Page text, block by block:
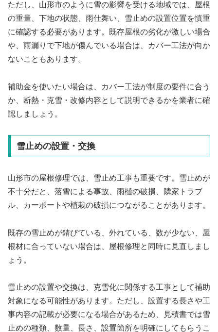
ただし、山形市のように雪の影響を受ける地域では、屋根
の重量、下地の状態、雨仕舞い、雪止めの設置位置を慎重
に確認する必要があります。既存屋根の劣化が激しい場合
や、雨漏りで下地が傷んでいる場合は、カバー工法が向か
ないこともあります。
補助金を使いたい場合は、カバー工法が制度の要件に合う
か、断熱・克雪・改修内容として説明できるかを業者に確
認しましょう。
雪止めの設置・交換
山形市の屋根修理では、雪止め工事も重要です。雪止めが
不十分だと、落雪による事故、雨樋の破損、隣家トラブ
ル、カーポートや植栽の破損につながることがあります。
既存の雪止めが錆びている、外れている、数が少ない、屋
根材に合っていない場合は、屋根修理と同時に見直しまし
ょう。
雪止めの設置や交換は、克雪化に関係する工事として補助
対象になる可能性があります。ただし、設置する長さや工
事内容の記載が必要になる場合があるため、見積書では雪
止めの種類、数量、長さ、設置箇所を明確にしてもらうこ